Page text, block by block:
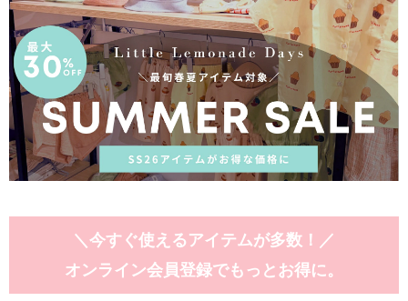
＼今すぐ使えるアイテムが多数！／
オンライン会員登録でもっとお得に。